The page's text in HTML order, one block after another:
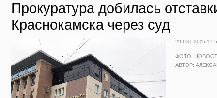
Прокуратура добилась
Краснокамска через суд
29 ОКТ 2025
ФОТО:
АВТОР: